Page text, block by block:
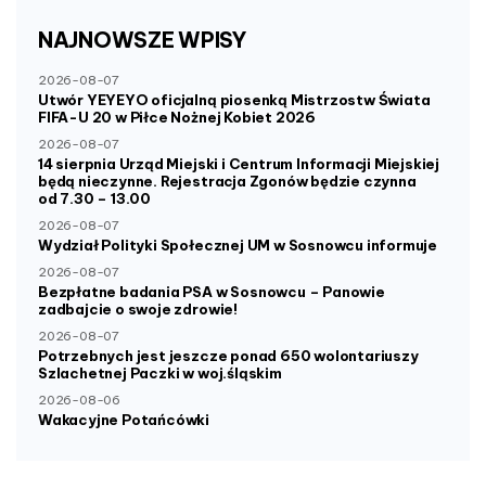
NAJNOWSZEWPISY
2026-08-07
Utwór YEYEYO oficjalną piosenką Mistrzostw Świata
FIFA-U 20 w Piłce Nożnej Kobiet 2026
2026-08-07
14 sierpnia Urząd Miejski i Centrum Informacji Miejskiej
będą nieczynne. Rejestracja Zgonów będzie czynna
od 7.30 – 13.00
2026-08-07
Wydział Polityki Społecznej UM w Sosnowcu informuje
2026-08-07
Bezpłatne badania PSA w Sosnowcu – Panowie
zadbajcie o swoje zdrowie!
2026-08-07
Potrzebnych jest jeszcze ponad 650 wolontariuszy
Szlachetnej Paczki w woj.śląskim
2026-08-06
Wakacyjne Potańcówki